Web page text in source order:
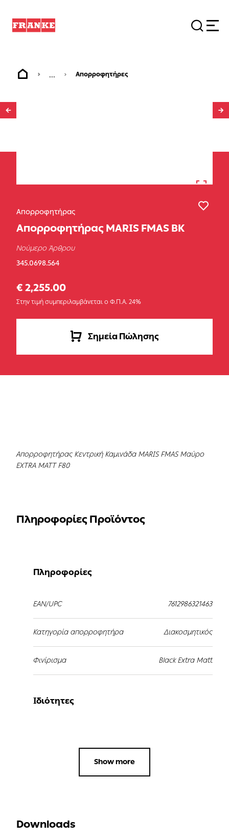
... Απορροφητήρες
Απορροφητήρας
Απορροφητήρας MARIS FMAS BK
Νούμερο Άρθρου
345.0698.564
€ 2,255.00
Στην τιμή συμπεριλαμβάνεται ο Φ.Π.Α. 24%
Σημεία Πώλησης
Απορροφητήρας Κεντρική Καμινάδα MARIS FMAS Μαύρο
EXTRA MATT F80
Πληροφορίες Προϊόντος
Πληροφορίες
EAN/UPC 7612986321463
Κατηγορία απορροφητήρα Διακοσμητικός
Φινίρισμα Black Extra Matt
Ιδιότητες
Show more
Downloads